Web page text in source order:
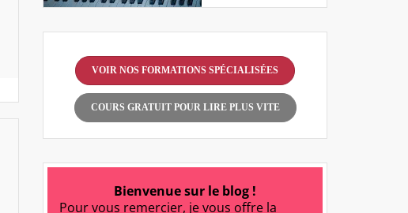
VOIR NOS FORMATIONS SPÉCIALISÉES
COURS GRATUIT POUR LIRE PLUS VITE